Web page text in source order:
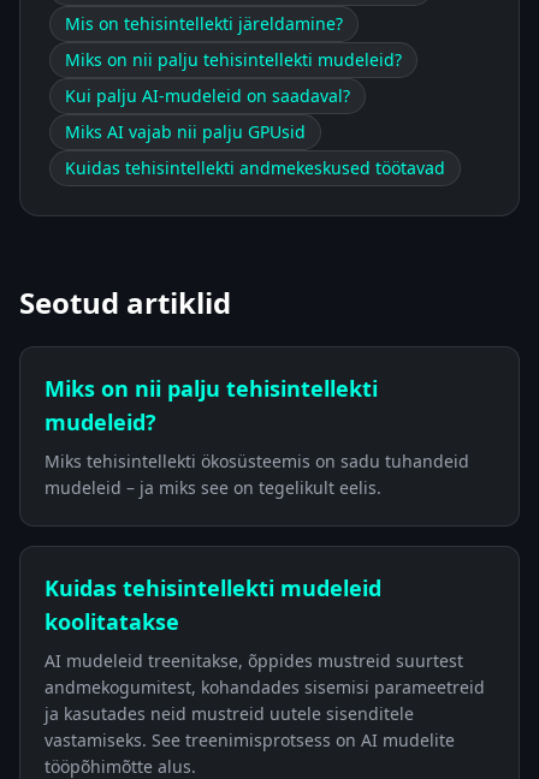
Mis on tehisintellekti järeldamine?
Miks on nii palju tehisintellekti mudeleid?
Kui palju AI-mudeleid on saadaval?
Miks AI vajab nii palju GPUsid
Kuidas tehisintellekti andmekeskused töötavad
Seotud artiklid
Miks on nii palju tehisintellekti
mudeleid?
Miks tehisintellekti ökosüsteemis on sadu tuhandeid
mudeleid – ja miks see on tegelikult eelis.
Kuidas tehisintellekti mudeleid
koolitatakse
AI mudeleid treenitakse, õppides mustreid suurtest
andmekogumitest, kohandades sisemisi parameetreid
ja kasutades neid mustreid uutele sisenditele
vastamiseks. See treenimisprotsess on AI mudelite
tööpõhimõtte alus.